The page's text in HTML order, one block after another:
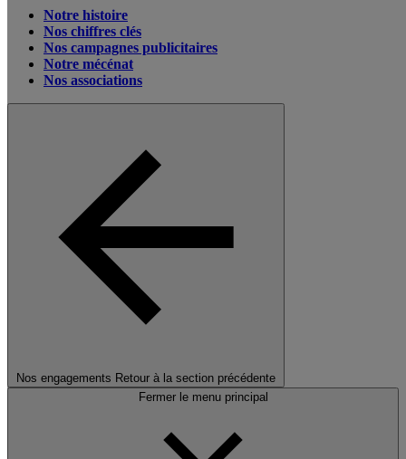
Notre histoire
Nos chiffres clés
Nos campagnes publicitaires
Notre mécénat
Nos associations
Nos engagements Retour à la section précédente
Fermer le menu principal